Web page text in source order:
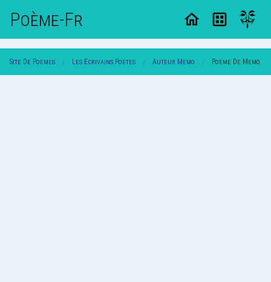
Poème-Fr
Site De Poemes Les Ecrivains Poetes Auteur Memo Poeme De Memo